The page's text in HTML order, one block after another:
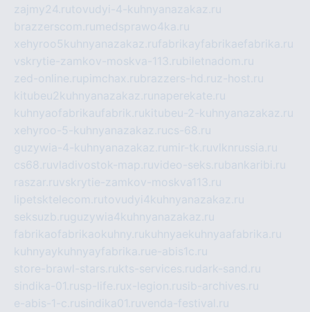
zajmy24.rutovudyi-4-kuhnyanazakaz.ru
brazzerscom.ru medsprawo4ka.ru
xehyroo5kuhnyanazakaz.rufabrikayfabrikaefabrika.ru
vskrytie-zamkov-moskva-113.rubiletnadom.ru
zed-online.rupimchax.rubrazzers-hd.ruz-host.ru
kitubeu2kuhnyanazakaz.ru naperekate.ru
kuhnyaofabrikaufabrik.rukitubeu-2-kuhnyanazakaz.ru
xehyroo-5-kuhnyanazakaz.rucs-68.ru
guzywia-4-kuhnyanazakaz.ru mir-tk.ruvlknrussia.ru
cs68.ruvladivostok-map.ruvideo-seks.rubankaribi.ru
raszar.ruvskrytie-zamkov-moskva113.ru
lipetsktelecom.rutovudyi4kuhnyanazakaz.ru
seksuzb.ruguzywia4kuhnyanazakaz.ru
fabrikaofabrikaokuhny.rukuhnyaekuhnyaafabrika.ru
kuhnyaykuhnyayfabrika.rue-abis1c.ru
store-brawl-stars.rukts-services.rudark-sand.ru
sindika-01.rusp-life.rux-legion.rusib-archives.ru
e-abis-1-c.rusindika01.ruvenda-festival.ru